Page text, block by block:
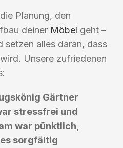
Planung, den
deiner Möbel geht –
setzen alles daran, dass
Unsere zufriedenen
Gärtner
stressfrei und
war pünktlich,
sorgfältig